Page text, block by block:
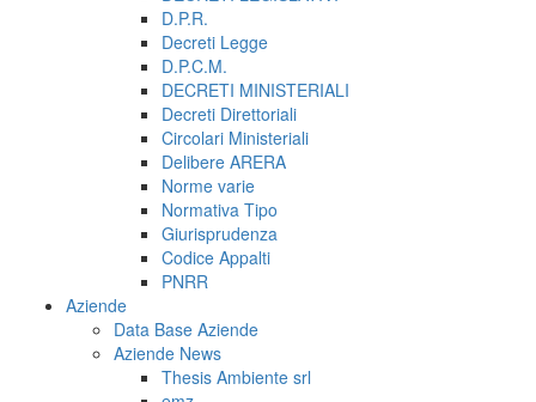
D.P.R.
Decreti Legge
D.P.C.M.
DECRETI MINISTERIALI
Decreti Direttoriali
Circolari Ministeriali
Delibere ARERA
Norme varie
Normativa Tipo
Giurisprudenza
Codice Appalti
PNRR
Aziende
Data Base Aziende
Aziende News
Thesis Ambiente srl